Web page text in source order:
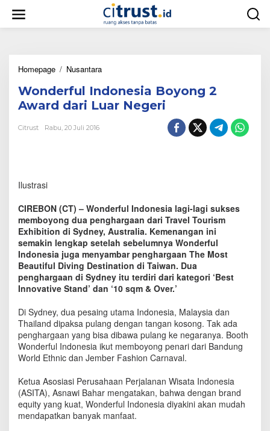
w
Homepage / Nusantara
n
d
e
n
e
s
i
a
B
o
y
g
2
A
w
a
d
d
a
r
Wonderful Indonesia Boyong 2
Award dari Luar Negeri
Citrust Rabu, 20 Juli 2016
Ilustrasi
CIREBON (CT) – Wonderful Indonesia lagi-lagi sukses
memboyong dua penghargaan dari Travel Tourism
Exhibition di Sydney, Australia. Kemenangan ini
semakin lengkap setelah sebelumnya Wonderful
Indonesia juga menyambar penghargaan The Most
Beautiful Diving Destination di Taiwan. Dua
penghargaan di Sydney itu terdiri dari kategori ‘Best
Innovative Stand’ dan ‘10 sqm & Over.’
Di Sydney, dua pesaing utama Indonesia, Malaysia dan
Thailand dipaksa pulang dengan tangan kosong. Tak ada
penghargaan yang bisa dibawa pulang ke negaranya. Booth
Wonderful Indonesia ikut memboyong penari dari Bandung
World Ethnic dan Jember Fashion Carnaval.
Ketua Asosiasi Perusahaan Perjalanan Wisata Indonesia
(ASITA), Asnawi Bahar mengatakan, bahwa dengan brand
equity yang kuat, Wonderful Indonesia diyakini akan mudah
mendapatkan banyak manfaat.